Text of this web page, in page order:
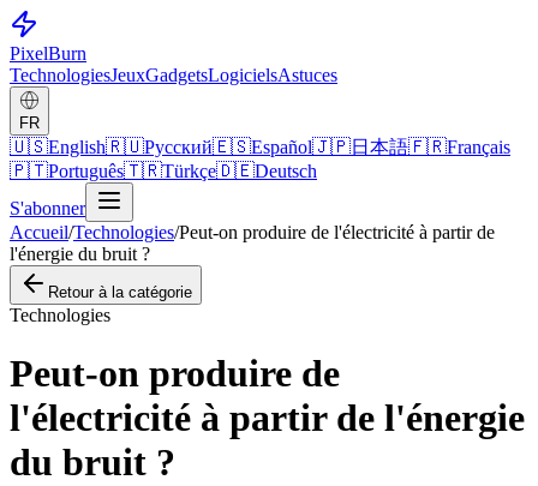
PixelBurn
TechnologiesJeuxGadgetsLogicielsAstuces
FR
🇺🇸English🇷🇺Русский🇪🇸Español🇯🇵日本語🇫🇷Français
🇵🇹Português🇹🇷Türkçe🇩🇪Deutsch
S'abonner
Accueil/Technologies/Peut-on produire de l'électricité à partir de
l'énergie du bruit ?
Retour à la catégorie
Technologies
Peut-on produire de
l'électricité à partir de l'énergie
du bruit ?